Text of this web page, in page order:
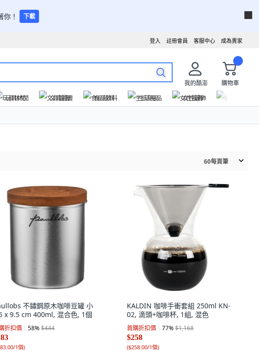
！ 下載
成為賣家
客服中心
註冊會員
登入
我的酷澎
購物車
玩具休閒 文具圖書 食品飲料 生活用品 女性服飾
60每頁筆
不鏽鋼原木咖啡豆罐 小
x 9.5 cm 400ml, 混合色, 1個
折扣價 58%$444
1個)
KALDIN 咖啡手衝套組 250ml KN-
02, 滴頭+咖啡杯, 1組, 混色
首購折扣價 77%$1,168
$258
($258.00/1個)